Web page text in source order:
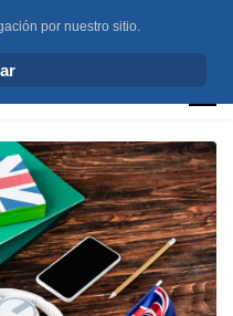
por nuestro sitio.